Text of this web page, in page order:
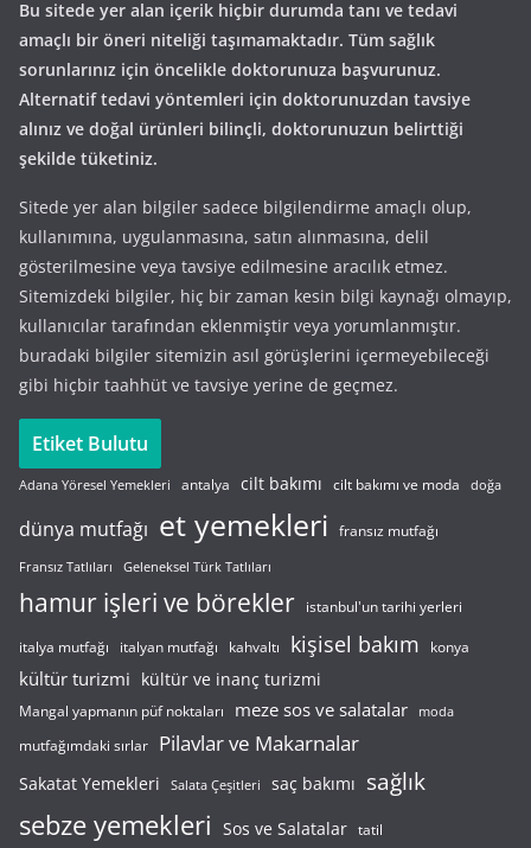
Bu sitede yer alan içerik hiçbir durumda tanı ve tedavi
amaçlı bir öneri niteliği taşımamaktadır. Tüm sağlık
sorunlarınız için öncelikle doktorunuza başvurunuz.
Alternatif tedavi yöntemleri için doktorunuzdan tavsiye
alınız ve doğal ürünleri bilinçli, doktorunuzun belirttiği
şekilde tüketiniz.
Sitede yer alan bilgiler sadece bilgilendirme amaçlı olup,
kullanımına, uygulanmasına, satın alınmasına, delil
gösterilmesine veya tavsiye edilmesine aracılık etmez.
Sitemizdeki bilgiler, hiç bir zaman kesin bilgi kaynağı olmayıp,
kullanıcılar tarafından eklenmiştir veya yorumlanmıştır.
buradaki bilgiler sitemizin asıl görüşlerini içermeyebileceği
gibi hiçbir taahhüt ve tavsiye yerine de geçmez.
Etiket Bulutu
Adana Yöresel Yemekleri antalya cilt bakımı cilt bakımı ve moda doğa
dünya mutfağı et yemekleri fransız mutfağı
Fransız Tatlıları Geleneksel Türk Tatlıları
hamur işleri ve börekler istanbul'un tarihi yerleri
italya mutfağı italyan mutfağı kahvaltı kişisel bakım konya
kültür turizmi kültür ve inanç turizmi
Mangal yapmanın püf noktaları meze sos ve salatalar moda
mutfağımdaki sırlar Pilavlar ve Makarnalar
Sakatat Yemekleri Salata Çeşitleri saç bakımı sağlık
sebze yemekleri Sos ve Salatalar tatil